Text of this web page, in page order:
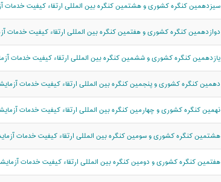
سیزدهمین کنگره کشوری و هشتمین کنگره بین المللی ارتقاء کیفیت خدمات
دوازدهمین کنگره کشوری و هفتمین کنگره بین المللی ارتقاء کیفیت خدمات
یازدهمین کنگره کشوری و ششمین کنگره بین المللی ارتقاء کیفیت خدمات
دهمین کنگره کشوری و پنجمین کنگره بین المللی ارتقاء کیفیت خدمات
نهمین کنگره کشوری و چهارمین کنگره بین المللی ارتقاء کیفیت خدمات
هشتمین کنگره کشوری و سومین کنگره بین المللی ارتقاء کیفیت خدمات
هفتمین کنگره کشوری و دومین کنگره بین المللی ارتقاء کیفیت خدمات